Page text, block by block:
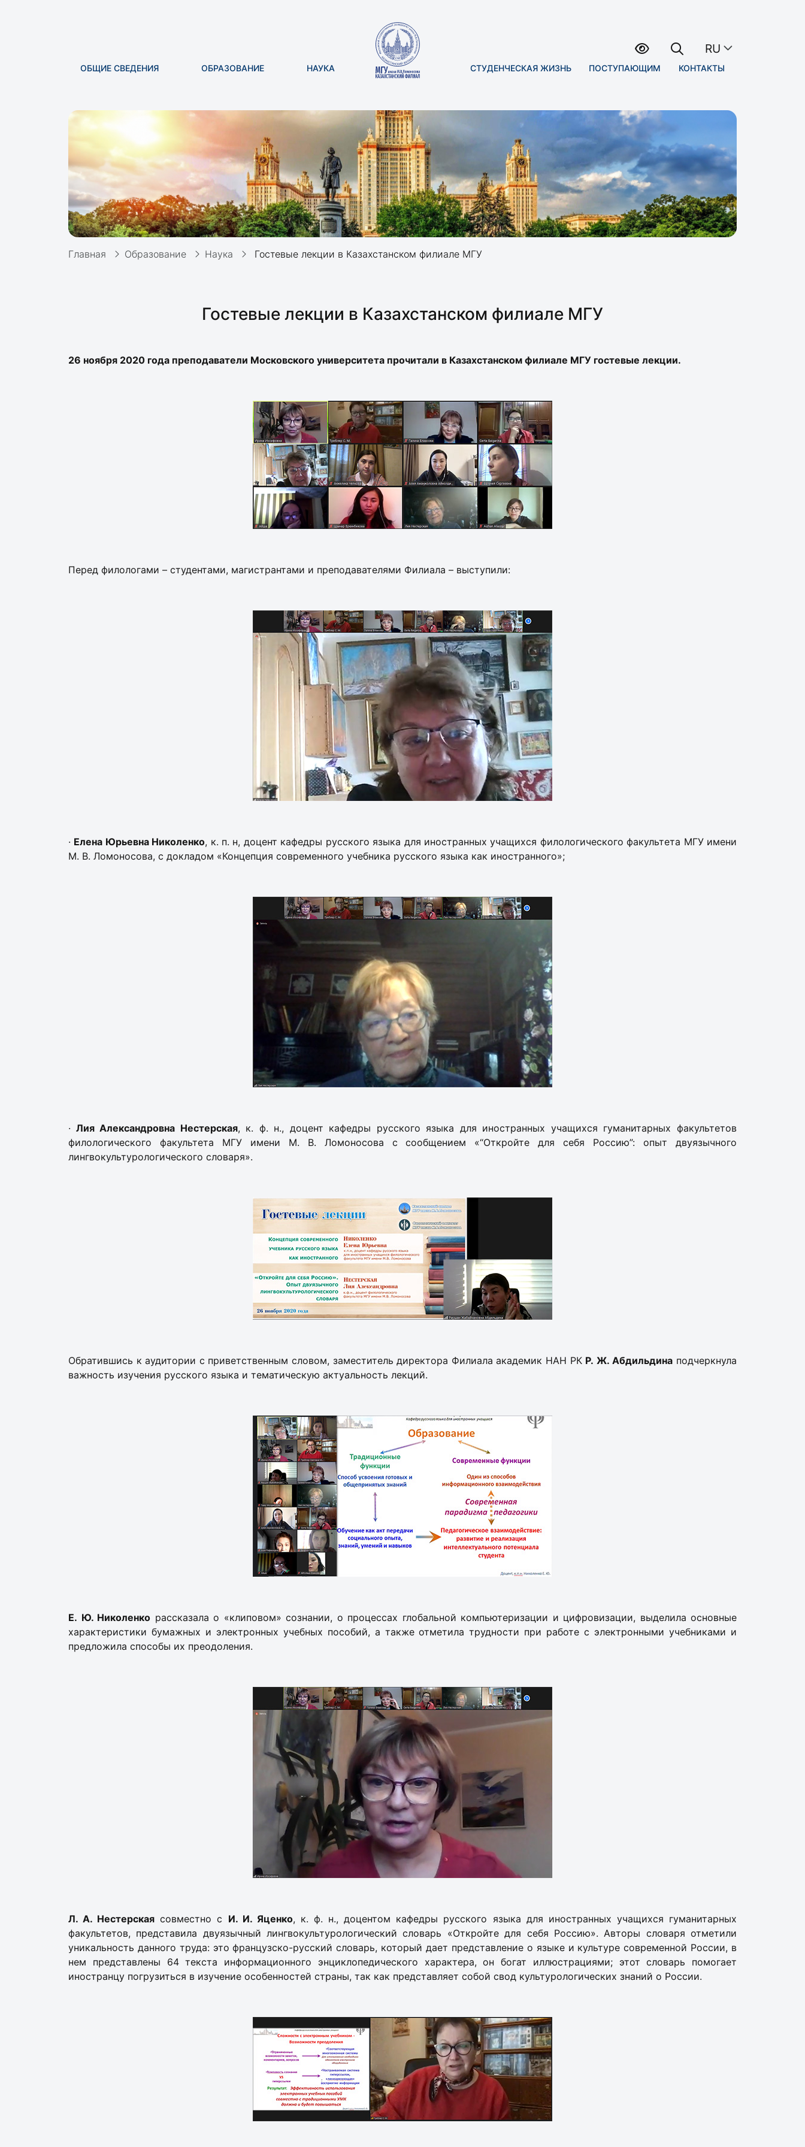
ОБЩИЕ СВЕДЕНИЯ ОБРАЗОВАНИЕ НАУКА СТУДЕНЧЕСКАЯ ЖИЗНЬ ПОСТУПАЮЩИМ КОНТАКТЫ
RU
Главная Образование Наука Гостевые лекции в Казахстанском филиале МГУ
Гостевые лекции в Казахстанском филиале МГУ
26 ноября 2020 года преподаватели Московского университета прочитали в Казахстанском филиале МГУ гостевые лекции.
Перед филологами – студентами, магистрантами и преподавателями Филиала – выступили:
· Елена Юрьевна Николенко, к. п. н, доцент кафедры русского языка для иностранных учащихся филологического факультета МГУ имени
М. В. Ломоносова, с докладом «Концепция современного учебника русского языка как иностранного»;
· Лия Александровна Нестерская, к. ф. н., доцент кафедры русского языка для иностранных учащихся гуманитарных факультетов
филологического факультета МГУ имени М. В. Ломоносова с сообщением «“Откройте для себя Россию”: опыт двуязычного
лингвокультурологического словаря».
Обратившись к аудитории с приветственным словом, заместитель директора Филиала академик НАН РК Р. Ж. Абдильдина подчеркнула
важность изучения русского языка и тематическую актуальность лекций.
Е. Ю. Николенко рассказала о «клиповом» сознании, о процессах глобальной компьютеризации и цифровизации, выделила основные
характеристики бумажных и электронных учебных пособий, а также отметила трудности при работе с электронными учебниками и
предложила способы их преодоления.
Л. А. Нестерская совместно с И. И. Яценко, к. ф. н., доцентом кафедры русского языка для иностранных учащихся гуманитарных
факультетов, представила двуязычный лингвокультурологический словарь «Откройте для себя Россию». Авторы словаря отметили
уникальность данного труда: это французско-русский словарь, который дает представление о языке и культуре современной России, в
нем представлены 64 текста информационного энциклопедического характера, он богат иллюстрациями; этот словарь помогает
иностранцу погрузиться в изучение особенностей страны, так как представляет собой свод культурологических знаний о России.